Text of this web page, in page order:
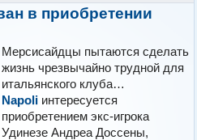
в приобретении
Мерсисайдцы пытаются сделать
жизнь чрезвычайно трудной для
итальянского клуба…
Napoli интересуется
приобретением экс-игрока
Удинезе Андреа Доссены,